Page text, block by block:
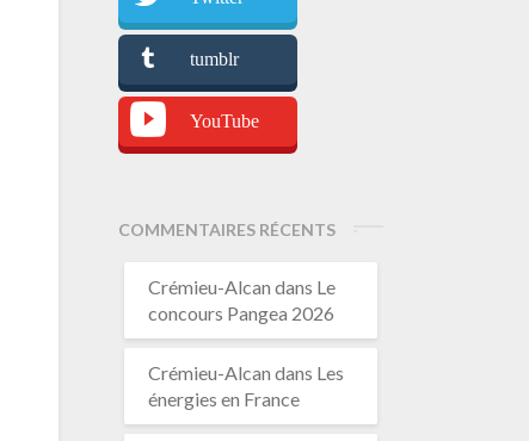
tumblr
YouTube
COMMENTAIRES RÉCENTS
Crémieu-Alcan dans Le
concours Pangea 2026
Crémieu-Alcan dans Les
énergies en France